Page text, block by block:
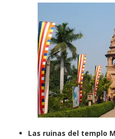
Las ruinas del templo